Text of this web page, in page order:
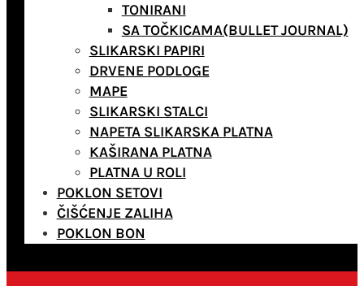
TONIRANI
SA TOČKICAMA(BULLET JOURNAL)
SLIKARSKI PAPIRI
DRVENE PODLOGE
MAPE
SLIKARSKI STALCI
NAPETA SLIKARSKA PLATNA
KAŠIRANA PLATNA
PLATNA U ROLI
POKLON SETOVI
ČIŠĆENJE ZALIHA
POKLON BON